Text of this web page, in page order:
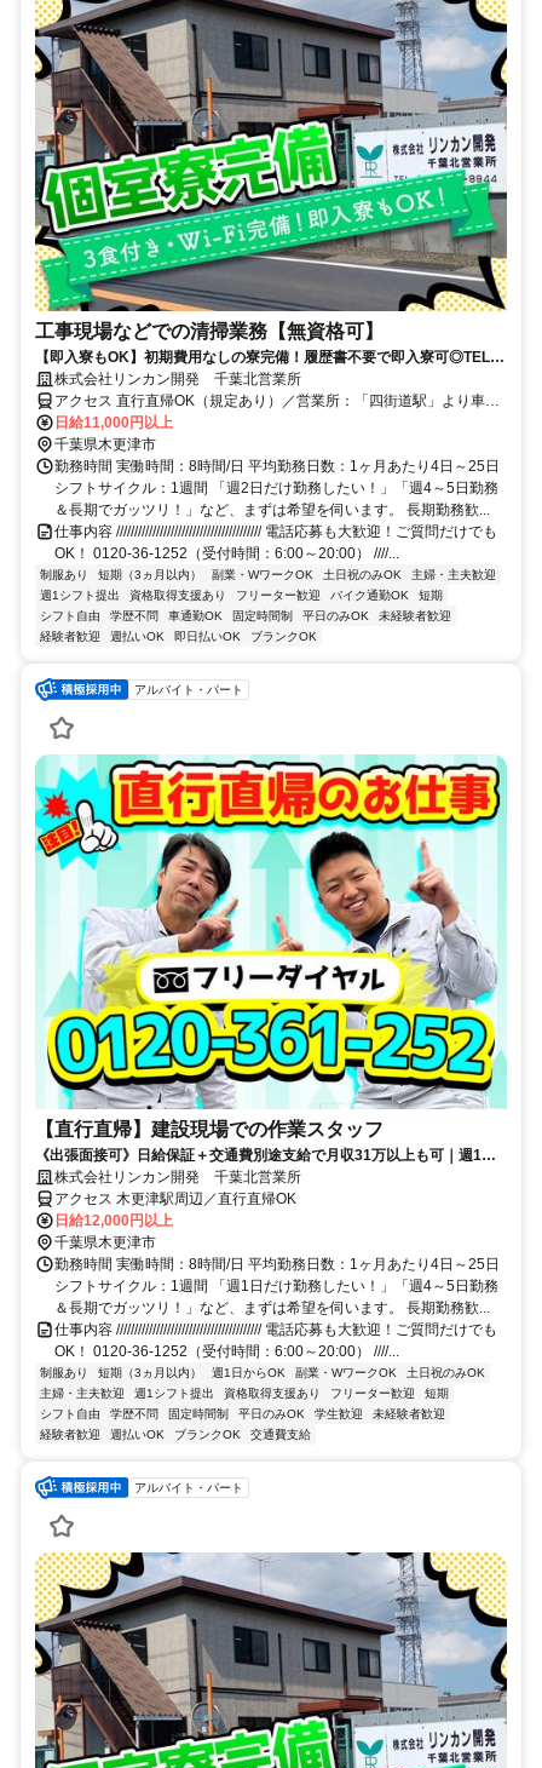
工事現場などでの清掃業務【無資格可】
【即入寮もOK】初期費用なしの寮完備！履歴書不要で即入寮可◎TEL：
0120-36-1252
株式会社リンカン開発 千葉北営業所
アクセス 直行直帰OK（規定あり）／営業所：「四街道駅」より車で
10分
日給11,000円以上
千葉県木更津市
勤務時間 実働時間：8時間/日 平均勤務日数：1ヶ月あたり4日～25日
シフトサイクル：1週間 「週2日だけ勤務したい！」「週4～5日勤務
＆長期でガッツリ！」など、まずは希望を伺います。 長期勤務歓...
仕事内容 //////////////////////////////////////// 電話応募も大歓迎！ご質問だけでも
OK！ 0120-36-1252（受付時間：6:00～20:00） ////...
制服あり 短期（3ヵ月以内） 副業・WワークOK 土日祝のみOK
主婦・主夫歓迎
週1シフト提出
資格取得支援あり フリーター歓迎 バイク通勤OK
短期
シフト自由
学歴不問 車通勤OK 固定時間制 平日のみOK
未経験者歓迎
経験者歓迎
週払いOK 即日払いOK ブランクOK
アルバイト・パート
【直行直帰】建設現場での作業スタッフ
《出張面接可》日給保証＋交通費別途支給で月収31万以上も可｜週1日
～OK！ TEL：0120-36-1252
株式会社リンカン開発 千葉北営業所
アクセス 木更津駅周辺／直行直帰OK
日給12,000円以上
千葉県木更津市
勤務時間 実働時間：8時間/日 平均勤務日数：1ヶ月あたり4日～25日
シフトサイクル：1週間 「週1日だけ勤務したい！」「週4～5日勤務
＆長期でガッツリ！」など、まずは希望を伺います。 長期勤務歓...
仕事内容 //////////////////////////////////////// 電話応募も大歓迎！ご質問だけでも
OK！ 0120-36-1252（受付時間：6:00～20:00） ////...
制服あり 短期（3ヵ月以内） 週1日からOK 副業・WワークOK
土日祝のみOK
主婦・主夫歓迎
週1シフト提出 資格取得支援あり フリーター歓迎
短期
シフト自由
学歴不問 固定時間制 平日のみOK 学生歓迎
未経験者歓迎
経験者歓迎
週払いOK ブランクOK 交通費支給
アルバイト・パート